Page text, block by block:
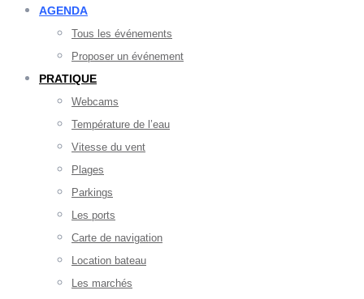
AGENDA
Tous les événements
Proposer un événement
PRATIQUE
Webcams
Température de l’eau
Vitesse du vent
Plages
Parkings
Les ports
Carte de navigation
Location bateau
Les marchés